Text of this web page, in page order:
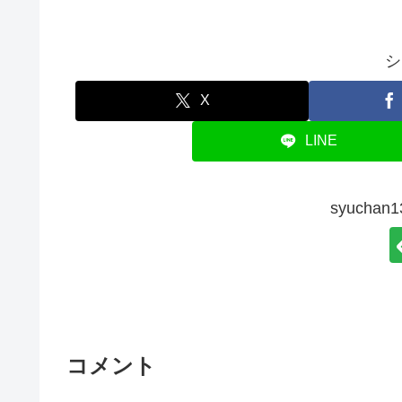
X
LINE
コメント